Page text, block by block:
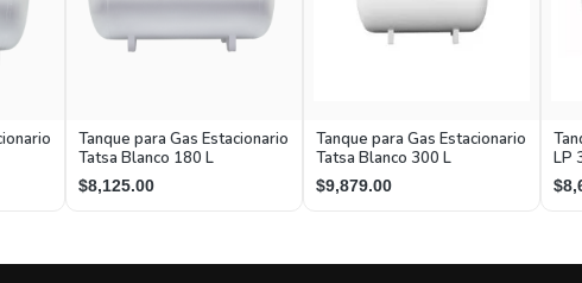
Tanque para Gas Estacionario
Tatsa Blanco 180 L
$8,125.00
Tanque para Gas Estacionario
Tatsa Blanco 300 L
$9,879.00
LP